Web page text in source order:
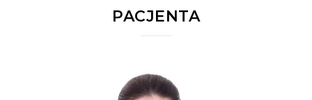
PACJENTA